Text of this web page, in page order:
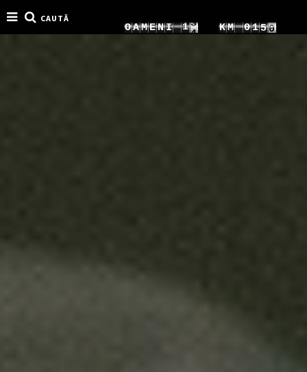
CAUTĂ
OAMENI
2
1
8
9
KM
0
1
2
3
0
1
2
3